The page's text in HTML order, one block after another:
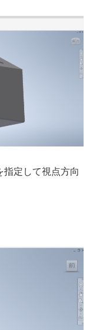
指定して視点方向